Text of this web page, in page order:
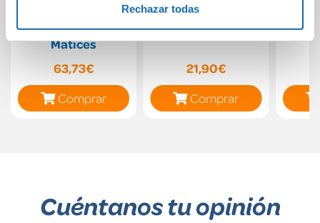
Rechazar todas
Science. 5 Primary.
Trimestres.
Matices
63,73€
Comprar
El juego del
silencio
21,90€
Comprar
Cuéntanos tu opinión